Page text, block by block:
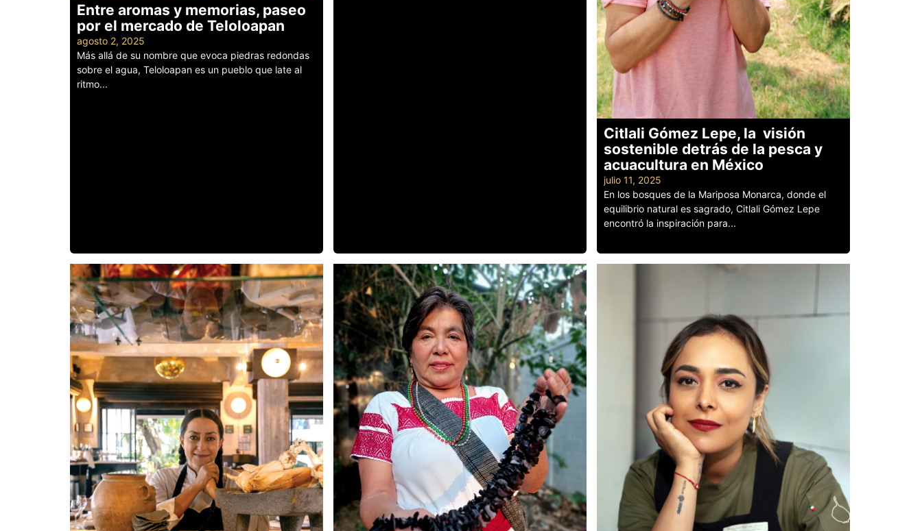
Entre aromas y memorias, paseo
por el mercado de Teloloapan
agosto 2, 2025
Más allá de su nombre que evoca piedras redondas
sobre el agua, Teloloapan es un pueblo que late al
ritmo...
Citlali Gómez Lepe, la visión
sostenible detrás de la pesca y
acuacultura en México
julio 11, 2025
En los bosques de la Mariposa Monarca, donde el
equilibrio natural es sagrado, Citlali Gómez Lepe
encontró la inspiración para...